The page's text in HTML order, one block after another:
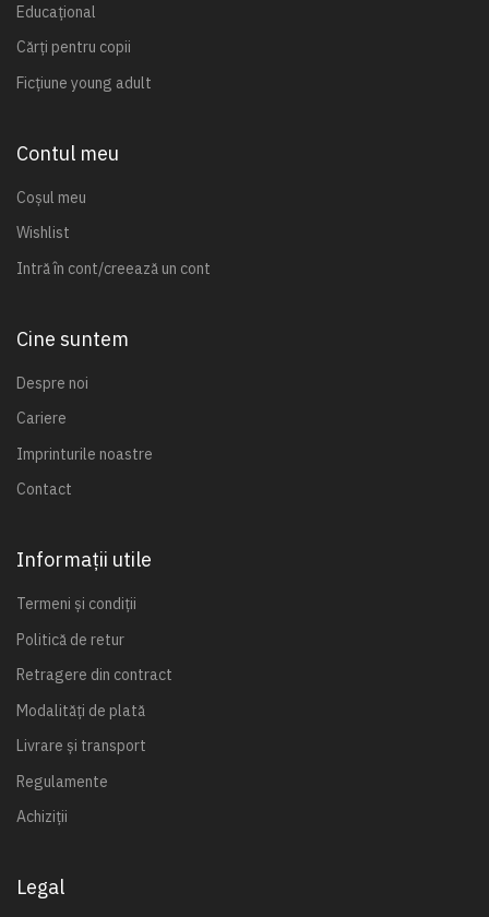
Educațional
Cărți pentru copii
Ficțiune young adult
Contul meu
Coșul meu
Wishlist
Intră în cont/creează un cont
Cine suntem
Despre noi
Cariere
Imprinturile noastre
Contact
Informații utile
Termeni și condiții
Politică de retur
Retragere din contract
Modalități de plată
Livrare și transport
Regulamente
Achiziții
Legal